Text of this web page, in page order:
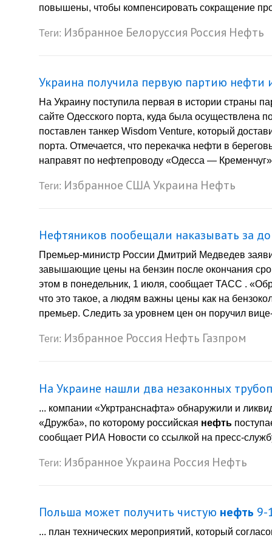
повышены, чтобы компенсировать сокращение
Теги: Избранное Белоруссия Россия Нефть
Украина получила первую партию нефти
На Украину поступила первая в истории страны
сайте Одесского порта, куда была осуществлена
поставлен танкер Wisdom Venture, который
порта. Отмечается, что перекачка нефти в
направят по нефтепроводу «Одесса —
Теги: Избранное СШАУкраина Нефть
Нефтяников пообещали наказывать за
Премьер-министр России Дмитрий Медведев
завышающие цены на бензин после окончания
этом в понедельник, 1 июля, сообщает ТАСС .
что это такое, а людям важны цены как на
премьер. Следить за уровнем цен он поручил
Теги: Избранное Россия Нефть Газпром
На Украине нашли два незаконных
... компании «Укртранснафта» обнаружили и
«Дружба», по которому российская нефть
сообщает РИА Новости со ссылкой на пресс-
Теги: ИзбранноеУкраина Россия Нефть
Польша может получить чистую нефть 9-
... план технических мероприятий, который